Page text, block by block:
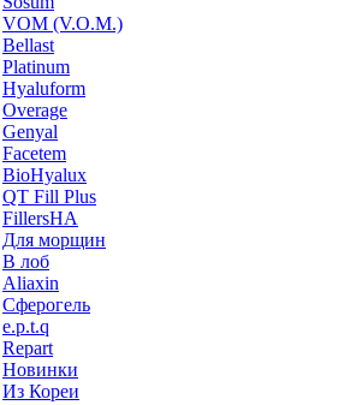
VOM (V.O.M.)
Bellast
Platinum
Hyaluform
Overage
Genyal
Facetem
BioHyalux
QT Fill Plus
FillersHA
Для морщин
В лоб
Aliaxin
Сферогель
e.p.t.q
Repart
Новинки
Из Кореи